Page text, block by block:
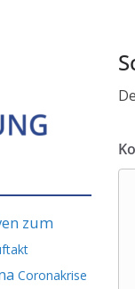
zum
Coronakrise